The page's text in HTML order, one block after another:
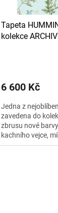
Tapeta
kolekce
6 600 Kč
Jedna z
zavedena do
zbrusu nové
kachního vejce,
krémového